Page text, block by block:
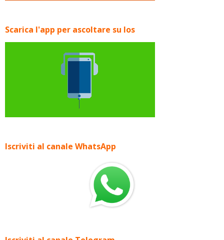
Scarica l'app per ascoltare su Ios
Iscriviti al canale WhatsApp